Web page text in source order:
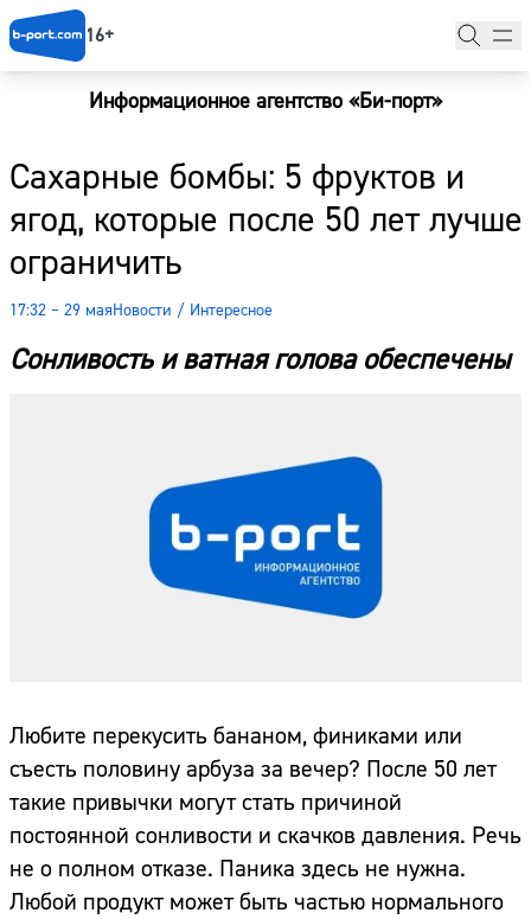
16+
Информационное агентство «Би-порт»
Сахарные бомбы: 5 фруктов и
ягод, которые после 50 лет лучше
ограничить
17:32 – 29 маяНовости / Интересное
Сонливость и ватная голова обеспечены
Любите перекусить бананом, финиками или
съесть половину арбуза за вечер? После 50 лет
такие привычки могут стать причиной
постоянной сонливости и скачков давления. Речь
не о полном отказе. Паника здесь не нужна.
Любой продукт может быть частью нормального
Новости
Наши гости
Фоторепортажи
Погода